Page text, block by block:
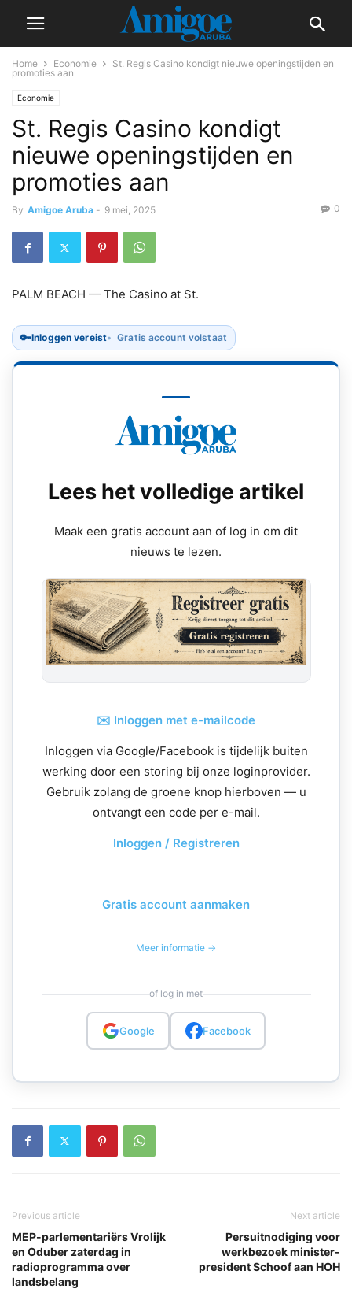
Home Economie
St. Regis Casino kondigt nieuwe openingstijden en
promoties aan
Economie
St. Regis Casino kondigt
nieuwe openingstijden en
promoties aan
By Amigoe Aruba - 9 mei, 2025 0
PALM BEACH — The Casino at St.
🔑Inloggen vereist Gratis account volstaat
Lees het volledige artikel
Maak een gratis account aan of log in om dit
nieuws te lezen.
✉️ Inloggen met e-mailcode
Inloggen via Google/Facebook is tijdelijk buiten
werking door een storing bij onze loginprovider.
Gebruik zolang de groene knop hierboven — u
ontvangt een code per e-mail.
Inloggen / Registreren
Gratis account aanmaken
Meer informatie →
of log in met
Google Facebook
Previous article
MEP-parlementariërs Vrolijk
en Oduber zaterdag in
radioprogramma over
landsbelang
Next article
Persuitnodiging voor
werkbezoek minister-
president Schoof aan HOH